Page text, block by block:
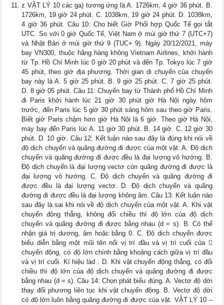
z VẬT LÝ 10 các ga) tương ứng là A. 1726km, 4 giờ 36 phút. B.
1726km, 19 giờ 24 phút. C. 1038km, 19 giờ 24 phút. D. 1038km,
4 giờ 36 phút. Câu 10: Cho biết Giờ Phối hợp Quốc Tế gọi tắt
UTC. So với 0 giờ Quốc Tế, Việt Nam ở múi giờ thứ 7 (UTC+7)
và Nhật Bản ở múi giờ thứ 9 (TUC+ 9). Ngày 20/12/2021, máy
bay VN300, thuộc hãng hàng không Vietnam Airlines, khởi hành
từ Tp. Hồ Chí Minh lúc 0 giờ 20 phút và đến Tp. Tokyo lúc 7 giờ
45 phút, theo giờ địa phương. Thời gian di chuyển của chuyến
bay này là A. 5 giờ 25 phút. B. 9 giờ 25 phút. C. 7 giờ 25 phút.
D. 8 giờ 05 phút. Câu 11: Chuyến bay từ Thành phố Hồ Chí Minh
đi Paris khởi hành lúc 21 giờ 30 phút giờ Hà Nội ngày hôm
trước, đến Paris lúc 5 giờ 30 phút sáng hôm sau theo giờ Paris.
Biết giờ Paris chậm hơn giờ Hà Nội là 6 giờ. Theo giờ Hà Nội,
máy bay đến Paris lúc A. 11 giờ 30 phút. B. 14 giờ. C. 12 giờ 30
phút. D. 10 giờ. Câu 12: Kết luận nào sau đây là đúng khi nói về
độ dịch chuyển và quãng đường đi được của một vật. A. Độ dịch
chuyển và quãng đường đi được đều là đại lượng vô hướng. B.
Độ dịch chuyển là đại lượng vectơ còn quãng đường đi được là
đại lượng vô hướng. C. Độ dịch chuyển và quãng đường đi
được đều là đại lượng vectơ. D. Độ dịch chuyển và quãng
đường đi được đều là đại lượng không âm. Câu 13: Kết luận nào
sau đây là sai khi nói về độ dịch chuyển của một vật. A. Khi vật
chuyển động thẳng, không đổi chiều thì độ lớn của độ dịch
chuyển và quãng đường đi được bằng nhau (d = s). B. Có thể
nhận giá trị dương, âm hoặc bằng 0. C. Độ dịch chuyển được
biểu diễn bằng một mũi tên nối vị trí đầu và vị trí cuối của 
chuyển động, có độ lớn chính bằng khoảng cách giữa vị trí đầu
và vị trí cuối. Kí hiệu làd . D. Khi vật chuyển động thẳng, có đổi
chiều thì độ lớn của độ dịch chuyển và quãng đường đi được
bằng nhau (d = s). Câu 14: Chọn phát biểu đúng. A. Vectơ độ dời
thay đổi phương liên tục khi vật chuyển động. B. Vectơ độ dời
có độ lớn luôn bằng quãng đường đi được của vật. VẬT LÝ 10 –